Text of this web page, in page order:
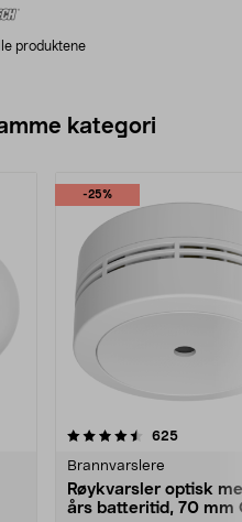
produktene
kategori
-25%
625
Brannvarslere
Røykvarsler optisk
års batteritid, 70 mm
4.5 av 5 stjerner